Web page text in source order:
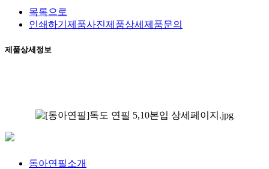
목록으로
인쇄하기 제품사진제품상세 제품문의
제품상세정보
동아연필소개